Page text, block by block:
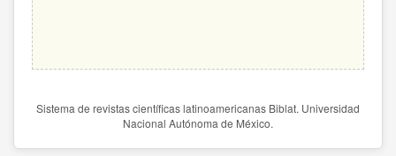
Sistema de revistas científicas latinoamericanas Biblat. Universidad
Nacional Autónoma de México.